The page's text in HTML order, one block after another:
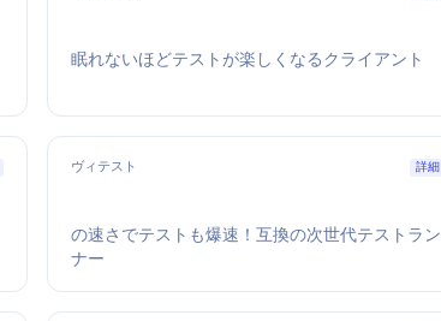
眠れないほどAPIテストが楽しくなるクライアント
ヴィテスト 詳細
Viteの速さでテストも爆速！Jest互換の次世代テストラン
ナー